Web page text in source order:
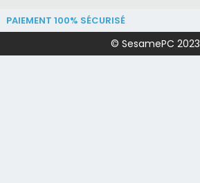
PAIEMENT 100% SÉCURISÉ
© SesamePC 2023